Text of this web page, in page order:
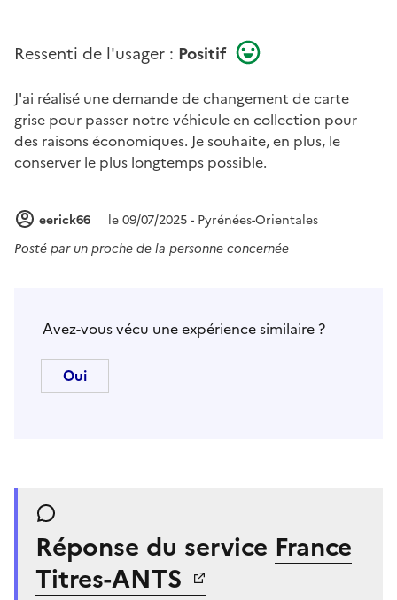
Ressenti de l'usager : Positif
J'ai réalisé une demande de changement de carte
grise pour passer notre véhicule en collection pour
des raisons économiques. Je souhaite, en plus, le
conserver le plus longtemps possible.
eerick66
le 09/07/2025 - Pyrénées-Orientales
Posté parun proche de la personne concernée
Avez-vous vécu une expérience similaire ?
Réponse du service France
Titres-ANTS